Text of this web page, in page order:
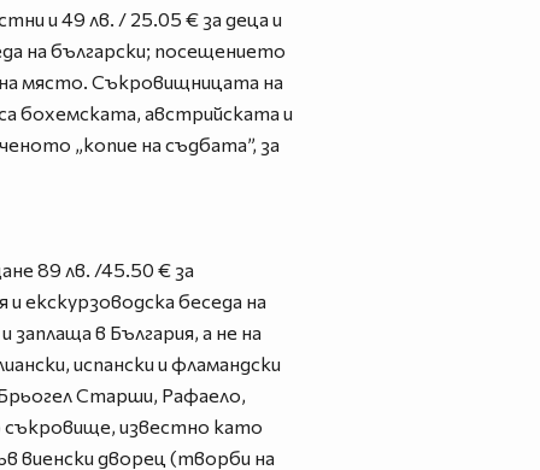
и 49 лв. / 25.05 € за деца и
на български; посещението
на място. Съкровищницата на
бохемската, австрийската и
„копие на съдбата”, за
89 лв. /45.50 € за
екскурзоводска беседа на
в България, а не на
испански и фламандски
Старши, Рафаело,
съкровище, известно като
дворец (творби на